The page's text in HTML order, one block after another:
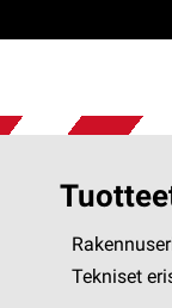
Tekniset